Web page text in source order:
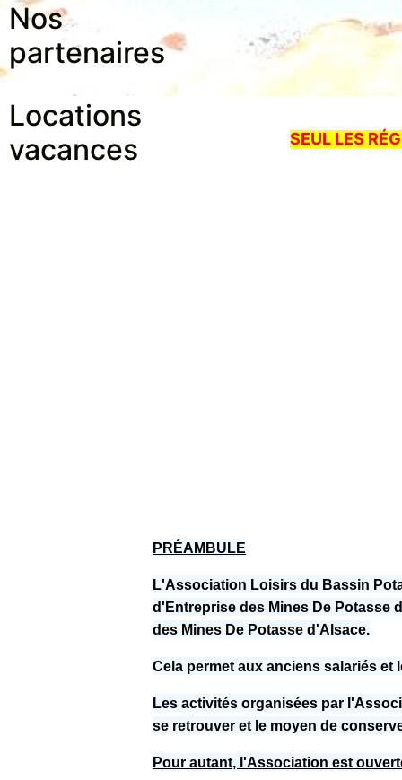
Nos
partenaires
Locations
vacances
:
SEUL LES
PRÉAMBULE
L'Association Loisirs du Bassin
d'Entreprise des Mines De Potasse
des Mines De Potasse d'Alsace.
Cela permet aux anciens salariés
Les activités organisées par
se retrouver et le moyen de
Pour autant, l'Association est